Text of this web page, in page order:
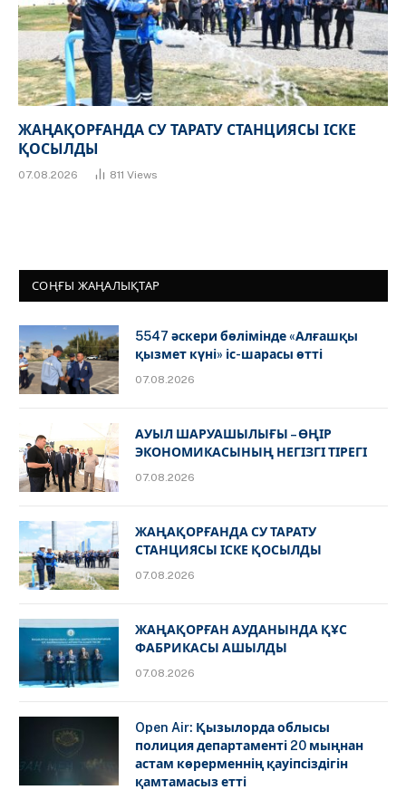
ЖАҢАҚОРҒАНДА СУ ТАРАТУ СТАНЦИЯСЫ ІСКЕ
ҚОСЫЛДЫ
07.08.2026 811 Views
СОҢҒЫ ЖАҢАЛЫҚТАР
5547 әскери бөлімінде «Алғашқы
қызмет күні» іс-шарасы өтті
07.08.2026
АУЫЛ ШАРУАШЫЛЫҒЫ – ӨҢІР
ЭКОНОМИКАСЫНЫҢ НЕГІЗГІ ТІРЕГІ
07.08.2026
ЖАҢАҚОРҒАНДА СУ ТАРАТУ
СТАНЦИЯСЫ ІСКЕ ҚОСЫЛДЫ
07.08.2026
ЖАҢАҚОРҒАН АУДАНЫНДА ҚҰС
ФАБРИКАСЫ АШЫЛДЫ
07.08.2026
Open Air: Қызылорда облысы
полиция департаменті 20 мыңнан
астам көрерменнің қауіпсіздігін
қамтамасыз етті